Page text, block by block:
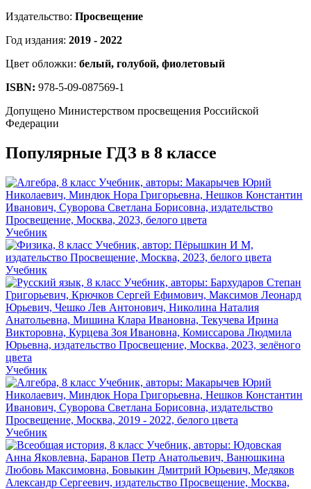
Издательство: Просвещение
Год издания: 2019 - 2022
Цвет обложки: белый, голубой, фиолетовый
ISBN: 978-5-09-087569-1
Допущено Министерством просвещения Российской
Федерации
Популярные ГДЗ в 8 классе
Учебник
Учебник
Учебник
Учебник